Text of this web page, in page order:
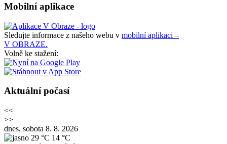
Mobilní aplikace
Sledujte informace z našeho webu v mobilní aplikaci –
V OBRAZE.
Volně ke stažení:
Aktuální počasí
<<
>>
dnes, sobota 8. 8. 2026
29 °C 14 °C